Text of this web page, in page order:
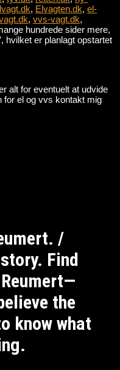
, Elvagten.dk, el-
, vvs-vagt.dk,
hundrede sider mere,
hvilket er planlagt opstartet
alt for eventuelt at udvide
el og vvs kontakt mig
/
Find
the
know what